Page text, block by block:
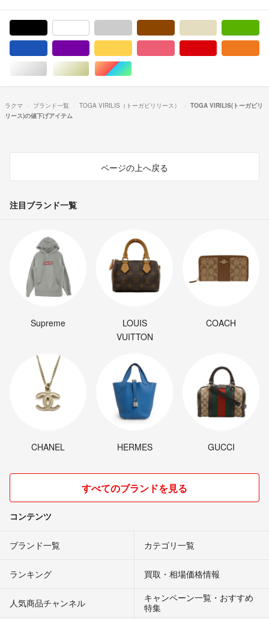
シルバー/銀色系ゴールド/金色系マルチカラー
ラクマ ブランド一覧 TOGA VIRILIS（トーガビリリース）
TOGA VIRILIS(トーガビリ
リース)の値下げアイテム
ページの上へ戻る
注目ブランド一覧
Supreme
LOUIS
VUITTON
COACH
CHANEL HERMES GUCCI
すべてのブランドを見る
コンテンツ
ブランド一覧 カテゴリ一覧
ランキング 買取・相場価格情報
人気商品チャンネル
キャンペーン一覧・おすすめ
特集